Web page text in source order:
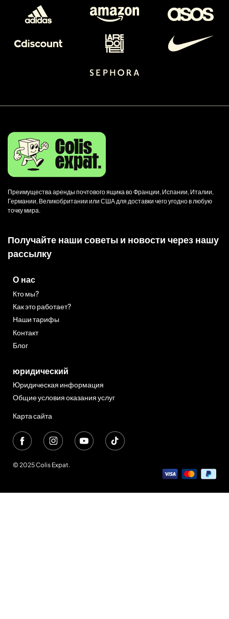
Преимущества аренды почтового ящика во Франции, Испании, Италии,
Германии, Великобритании или США для доставки чего угодно в любую
точку мира.
Получайте наши советы и новости через нашу
рассылку
О нас
Кто мы?
Как это работает?
Наши тарифы
Контакт
Блог
юридический
Юридическая информация
Общие условия оказания услуг
Карта сайта
© 2025 Colis Expat.